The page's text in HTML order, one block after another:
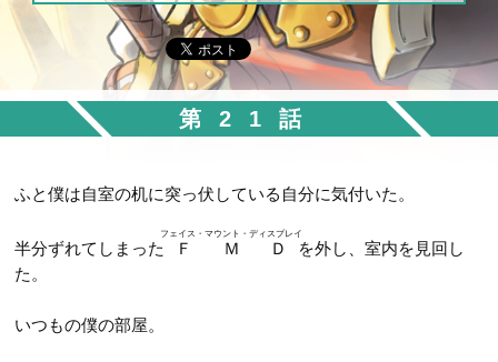
第5話
第6話
第7話
第8話
第11話
第26話
第27話
第28話
第29話
第30話
第45話
第46話
第47話
第49話
第50話
第57話
第58話
第59話
第61話
第62話
第21話
ふと僕は自室の机に突っ伏している自分に気付いた。
半分ずれてしまった ＦＭＤ
フェイス・マウント・ディスプレイ
を外し、室内を見回し
た。
いつもの僕の部屋。